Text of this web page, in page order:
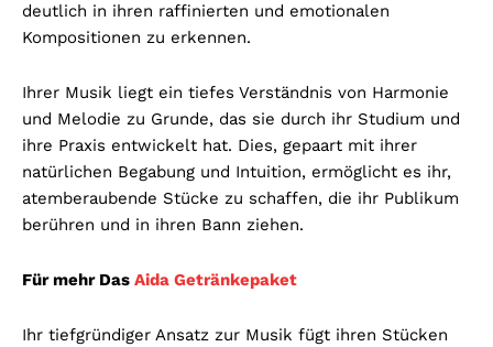
deutlich in ihren raffinierten und emotionalen
Kompositionen zu erkennen.
Ihrer Musik liegt ein tiefes Verständnis von Harmonie
und Melodie zu Grunde, das sie durch ihr Studium und
ihre Praxis entwickelt hat. Dies, gepaart mit ihrer
natürlichen Begabung und Intuition, ermöglicht es ihr,
atemberaubende Stücke zu schaffen, die ihr Publikum
berühren und in ihren Bann ziehen.
Für mehr Das Aida Getränkepaket
Ihr tiefgründiger Ansatz zur Musik fügt ihren Stücken